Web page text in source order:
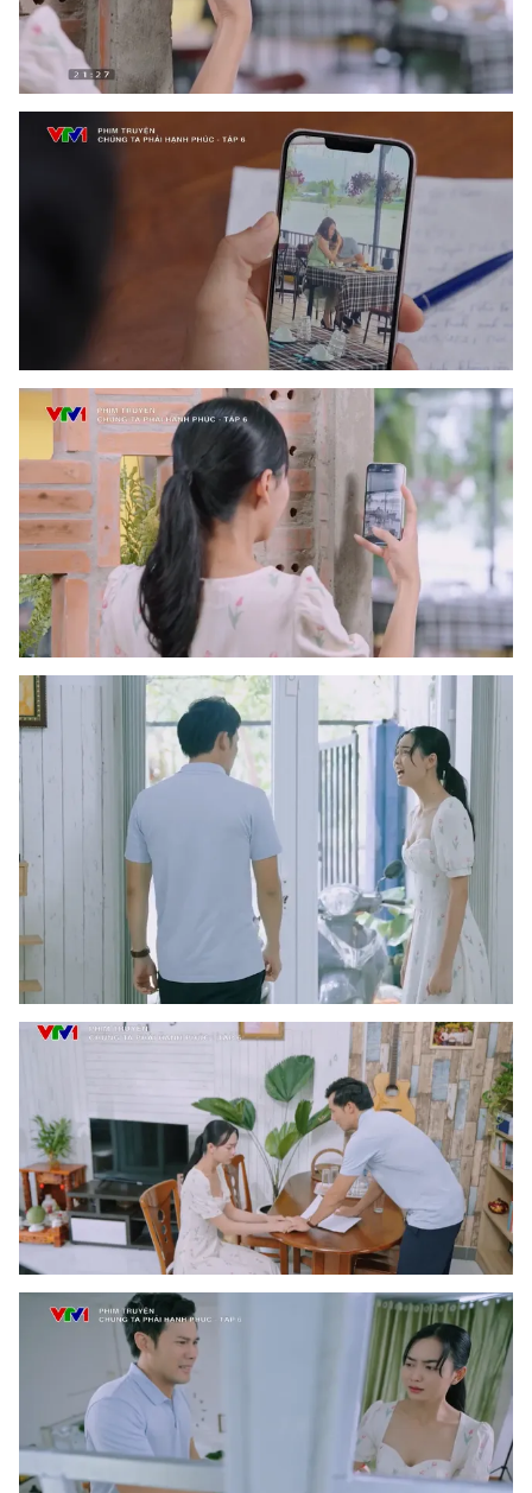
THỜI BÁO VTV
Theo dõi báo trên
Đài Truyền hình Việt Nam
Thời báo VTV
Giấy phép hoạt động báo in và báo điện tử số 483/GP-BTTTT
Vũ Thanh Thủy
Nguyễn Thị Mỹ Hạnh, Phạm Quốc Thắng,
024.38 355 931 - 024.38 355 932
Ðiện thoại Thời báo VTV:024.66 897 897
toasoan@vtv.vn
Liên hệ quảng cáo: 024-7300.7108
® Cấm sao chép dưới mọi hình thức nếu không có sự chấp
thuận bằng văn bản. Ghi rõ nguồn VTV.vn khi phát hành lại
thông tin từ website này.